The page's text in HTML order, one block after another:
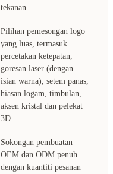
tekanan.
Pilihan pemesongan logo
yang luas, termasuk
percetakan ketepatan,
goresan laser (dengan
isian warna), setem panas,
hiasan logam, timbulan,
aksen kristal dan pelekat
3D.
Sokongan pembuatan
OEM dan ODM penuh
dengan kuantiti pesanan